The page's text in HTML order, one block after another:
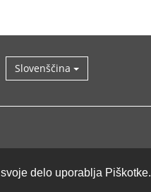
delo uporablja Piškotke.
Slovenščina